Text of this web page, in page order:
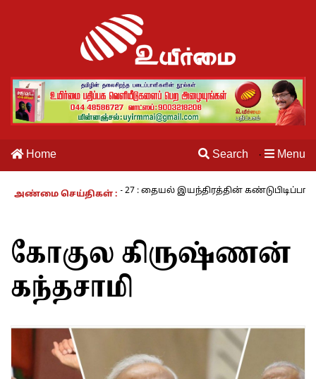
Home Search · Menu
அண்மை செய்திகள் :
வாழும் காலம் – 27 : தையல் இயந்திரத்தின் கண்டுபிடிப்பாளர் யார்? -
கோகுல கிருஷ்ணன்
கந்தசாமி